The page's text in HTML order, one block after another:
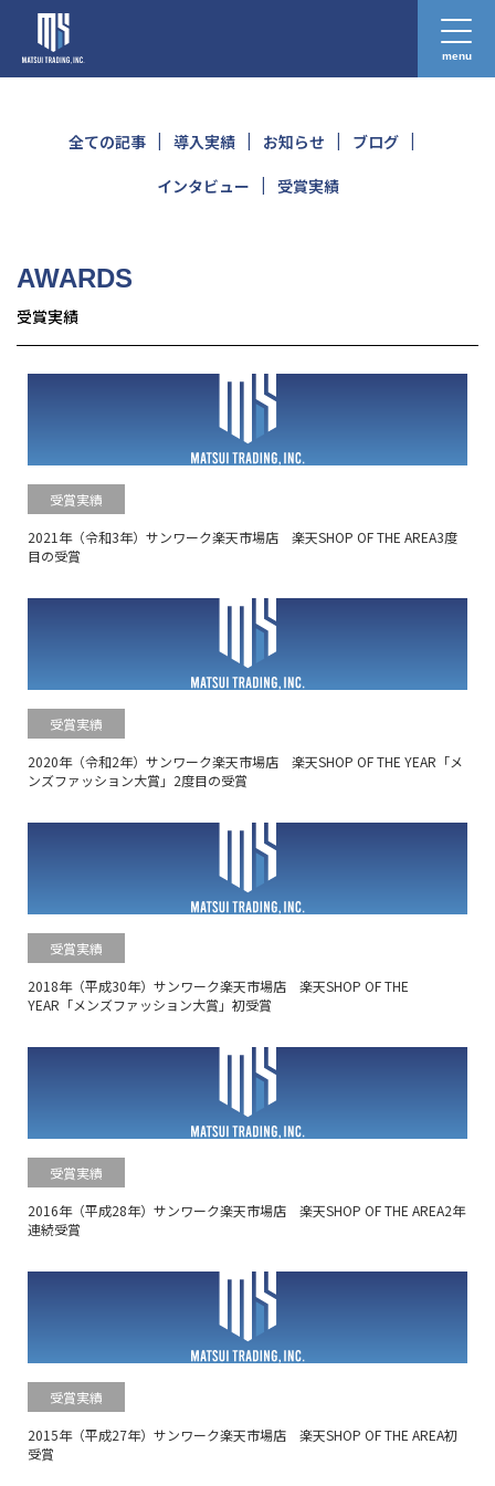
menu
受賞実績
全ての記事 導入実績 お知らせ
ブログ
インタビュー
受賞実績
AWARDS
受賞実績
受賞実績
2021年（令和3年）サンワーク楽天市場店 楽天SHOP OF THE AREA3度
目の受賞
受賞実績
2020年（令和2年）サンワーク楽天市場店 楽天SHOP OF THE YEAR「メ
ンズファッション大賞」2度目の受賞
受賞実績
2018年（平成30年）サンワーク楽天市場店 楽天SHOP OF THE
YEAR「メンズファッション大賞」初受賞
受賞実績
2016年（平成28年）サンワーク楽天市場店 楽天SHOP OF THE AREA2年
連続受賞
受賞実績
2015年（平成27年）サンワーク楽天市場店 楽天SHOP OF THE AREA初
受賞